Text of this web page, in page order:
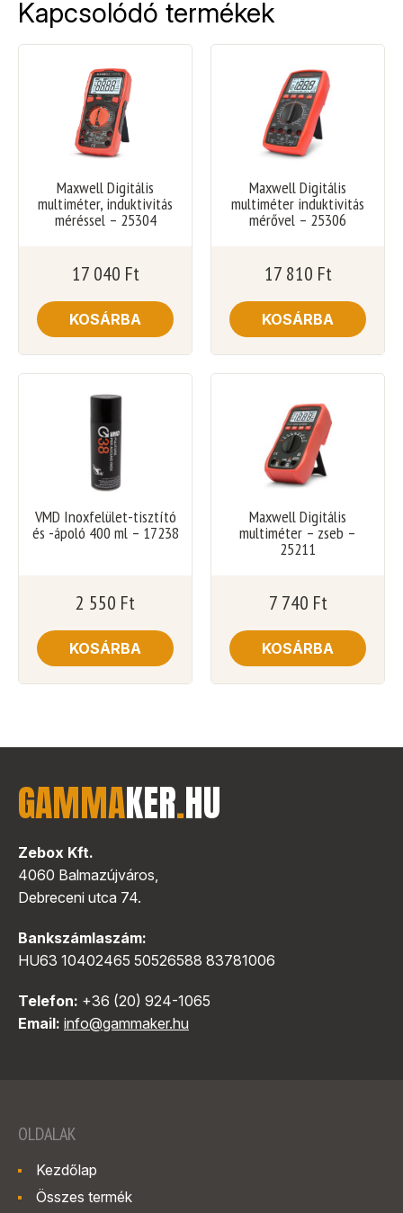
Kapcsolódó termékek
Maxwell Digitális
multiméter, induktivitás
méréssel – 25304
17 040 Ft
KOSÁRBA
Maxwell Digitális
multiméter induktivitás
mérővel – 25306
17 810 Ft
KOSÁRBA
VMD Inoxfelület-tisztító
és -ápoló 400 ml – 17238
2 550 Ft
KOSÁRBA
Maxwell Digitális
multiméter – zseb –
25211
7 740 Ft
KOSÁRBA
GAMMAKER.HU
Zebox Kft.
4060 Balmazújváros,
Debreceni utca 74.
Bankszámlaszám:
HU63 10402465 50526588 83781006
Telefon: +36 (20) 924-1065
Email: info@gammaker.hu
OLDALAK
Kezdőlap
Összes termék